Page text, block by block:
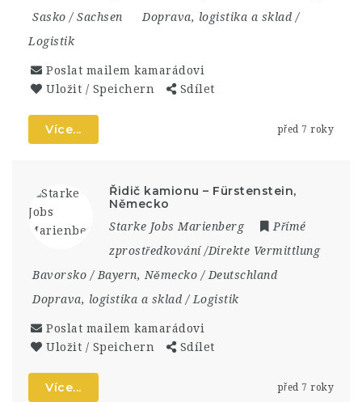
Sasko / Sachsen
Doprava, logistika a sklad /
Logistik
Poslat mailem kamarádovi
Uložit / Speichern
Sdílet
Více... před 7 roky
Řidič kamionu – Fürstenstein,
Německo
Starke Jobs Marienberg
Přímé
zprostředkování /Direkte Vermittlung
Bavorsko / Bayern, Německo / Deutschland
Doprava, logistika a sklad / Logistik
Poslat mailem kamarádovi
Uložit / Speichern
Sdílet
Více... před 7 roky